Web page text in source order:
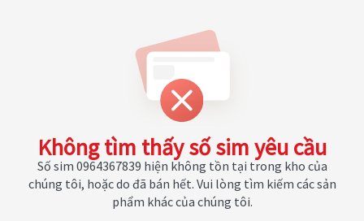
Không tìm thấy số sim yêu cầu
Số sim 0964367839 hiện không tồn tại trong kho của
chúng tôi, hoặc do đã bán hết. Vui lòng tìm kiếm các sản
phẩm khác của chúng tôi.